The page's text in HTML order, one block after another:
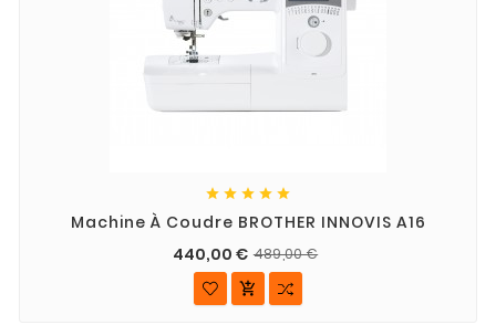
    
Machine À Coudre BROTHER INNOVIS A16
440,00 € 489,00 €
